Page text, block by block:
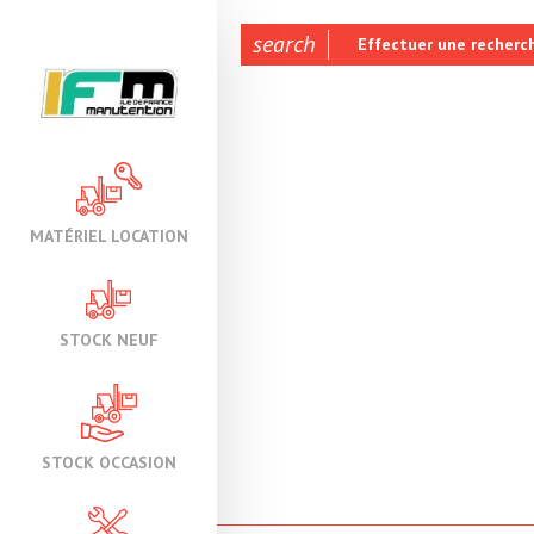
MATÉRIEL LOCATION
STOCK NEUF
STOCK OCCASION
search Effectuer une